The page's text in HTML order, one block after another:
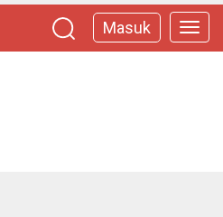
Masuk